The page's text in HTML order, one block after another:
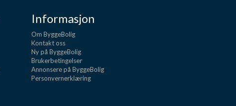
Informasjon
Om ByggeBolig
Kontakt oss
Ny på ByggeBolig
Brukerbetingelser
Annonsere på ByggeBolig
Personvernerklæring